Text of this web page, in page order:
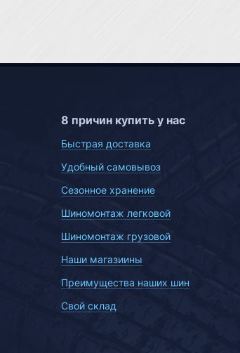
8 причин купить у нас
Быстрая доставка
Удобный самовывоз
Сезонное хранение
Шиномонтаж легковой
Шиномонтаж грузовой
Наши магазиины
Преимущества наших шин
Свой склад